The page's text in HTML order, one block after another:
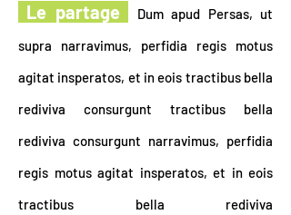
Le partage
Dum apud Persas, ut
supra narravimus, perfidia regis motus
agitat insperatos, et in eois tractibus bella
rediviva consurgunt tractibus bella
rediviva consurgunt narravimus, perfidia
regis motus agitat insperatos, et in eois
tractibus bella rediviva